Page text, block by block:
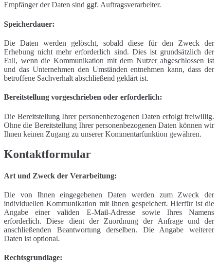
Empfänger der Daten sind ggf. Auftragsverarbeiter.
Speicherdauer:
Die Daten werden gelöscht, sobald diese für den Zweck der
Erhebung nicht mehr erforderlich sind. Dies ist grundsätzlich der
Fall, wenn die Kommunikation mit dem Nutzer abgeschlossen ist
und das Unternehmen den Umständen entnehmen kann, dass der
betroffene Sachverhalt abschließend geklärt ist.
Bereitstellung vorgeschrieben oder erforderlich:
Die Bereitstellung Ihrer personenbezogenen Daten erfolgt freiwillig.
Ohne die Bereitstellung Ihrer personenbezogenen Daten können wir
Ihnen keinen Zugang zu unserer Kommentarfunktion gewähren.
Kontaktformular
Art und Zweck der Verarbeitung:
Die von Ihnen eingegebenen Daten werden zum Zweck der
individuellen Kommunikation mit Ihnen gespeichert. Hierfür ist die
Angabe einer validen E-Mail-Adresse sowie Ihres Namens
erforderlich. Diese dient der Zuordnung der Anfrage und der
anschließenden Beantwortung derselben. Die Angabe weiterer
Daten ist optional.
Rechtsgrundlage: